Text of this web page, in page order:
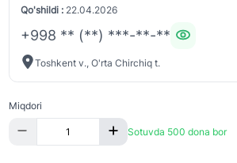
Qo'shildi :22.04.2026
+998 ** (**) ***-**-**
Toshkent v., O'rta Chirchiq t.
Miqdori
Sotuvda 500 dona bor